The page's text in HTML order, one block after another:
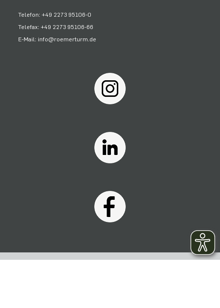
Telefon: +49 2273 95106-0
Telefax: +49 2273 95106-66
E-Mail: info@roemerturm.de